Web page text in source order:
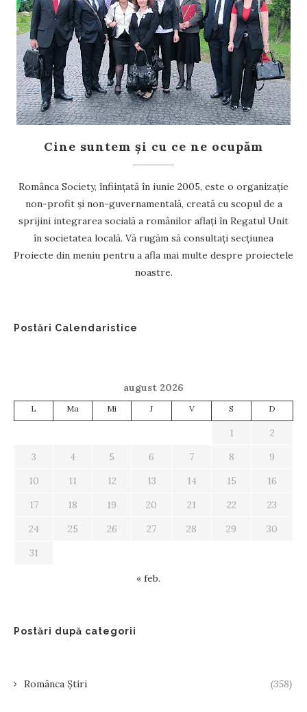
Cine suntem și cu ce ne ocupăm
Românca Society, înființată în iunie 2005, este o organizație
non-profit și non-guvernamentală, creată cu scopul de a
sprijini integrarea socială a românilor aflați în Regatul Unit
în societatea locală. Vă rugăm să consultați secțiunea
Proiecte din meniu pentru a afla mai multe despre proiectele
noastre.
Postări Calendaristice
august 2026
L Ma Mi J V S D
1
2
3
4 5 6 7 8
9
10
11 12 13 14 15
16
17
18 19 20 21 22
23
24
25 26 27 28 29
30
31
« feb.
Postări după categorii
Românca Știri (358)